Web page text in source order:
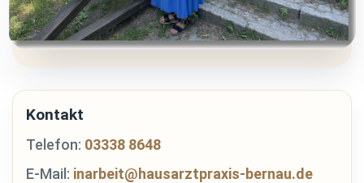
Kontakt
Telefon: 03338 8648
E-Mail: inarbeit@hausarztpraxis-bernau.de